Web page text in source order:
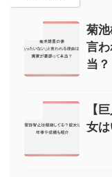
菊
言
当？
【
女